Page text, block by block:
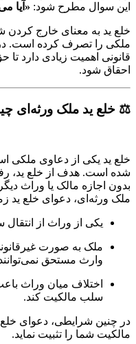
مطرح شود: «آیا می‌توانم
به معنای خارج کردن شخصی
تصرف کرده است. در زمینه
اهمیت زیادی دارد تا حق هر
شود.
ید ملک ورثه‌ای چیست؟
یکی از دعاوی ملکی است که
هدف از خلع ید، رفع
مالک یا وراث دیگر،
دعوای خلع ید زمانی
یکی از وراث از انتقال سهم
ملک به صورت غیرقانونی
وارث مستحق نمی‌توانند از
اختلاف میان وراث باعث شود
سلب مالکیت کند.
شرایطی، دعوای خلع ید
شما را تثبیت نماید.